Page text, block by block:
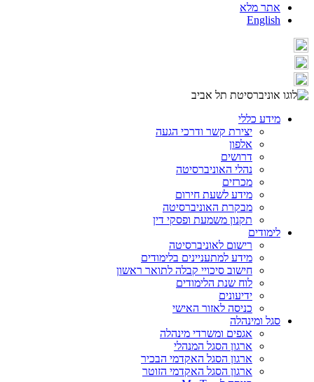
אתר מלא
English
מידע כללי
יצירת קשר ודרכי הגעה
אלפון
דרושים
נהלי האוניברסיטה
מכרזים
מידע לשעת חירום
מבקרת האוניברסיטה
תקנון משמעת ופסקי דין
לימודים
רישום לאוניברסיטה
מידע למתעניינים בלימודים
חישוב סיכויי קבלה לתואר ראשון
לוח שנת הלימודים
ידיעונים
כניסה לאזור האישי
סגל ומינהלה
אגפים ומשרדי מינהלה
ארגון הסגל המנהלי
ארגון הסגל האקדמי הבכיר
ארגון הסגל האקדמי הזוטר